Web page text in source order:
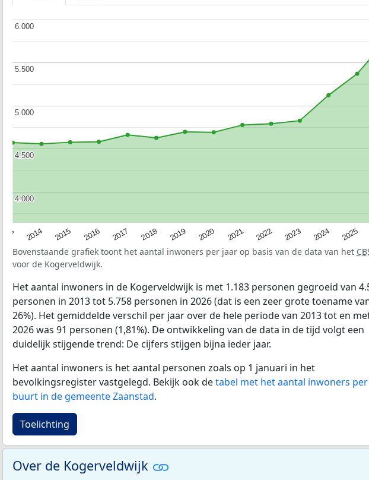
2014 2015 2016 2017 2018 2019 2020 2021 2022 2023 2024 2025
4.000
4.000
4.500
4.500
5.000
5.000
5.500
5.500
6.000
6.000
Bovenstaande grafiek toont het aantal inwoners per jaar op basis van de data van het
voor de Kogerveldwijk.
Het aantal inwoners in de Kogerveldwijk is met 1.183 personen gegroeid van
personen in 2013 tot 5.758 personen in 2026 (dat is een zeer grote toename
26%). Het gemiddelde verschil per jaar over de hele periode van 2013 tot en
2026 was 91 personen (1,81%). De ontwikkeling van de data in de tijd volgt een
duidelijk stijgende trend: De cijfers stijgen bijna ieder jaar.
Het aantal inwoners is het aantal personen zoals op 1 januari in het
bevolkingsregister vastgelegd. Bekijk ook detabel met het aantal inwoners per
buurt in de gemeente Zaanstad.
Toelichting
Over de Kogerveldwijk